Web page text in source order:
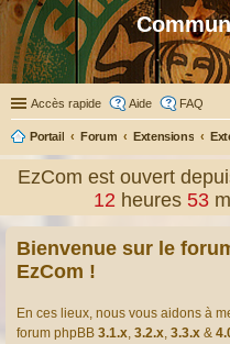
Accès rapide Aide FAQ
Portail Forum Extensions
EzCom est ouvert
12 heures53
Bienvenue sur le
EzCom !
En ces lieux, nous vous aidons à
forum phpBB 3.1.x, 3.2.x, 3.3.x &